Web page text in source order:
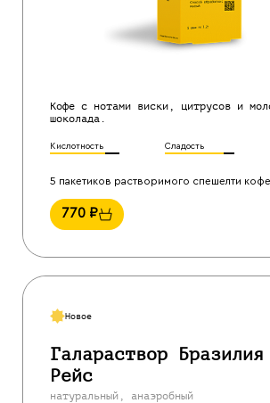
Кофе с нотами виски, цитрусов и
шоколада.
Кислотность Сладость
5 пакетиков растворимого спешелти кофе
770 ₽
Новое
Галараствор
Рейс
натуральный, анаэробный